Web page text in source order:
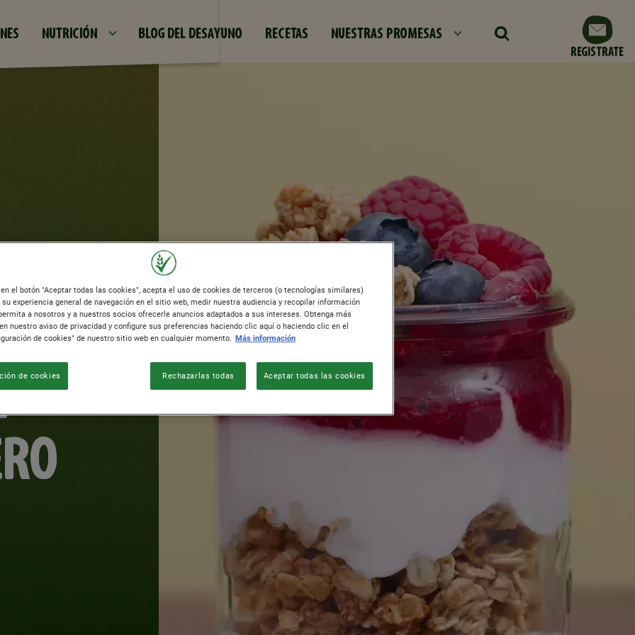
NUTRICIÓN BLOG DEL DESAYUNO RECETAS NUESTRAS PROMESAS
REGISTRATE
el botón "Aceptar todas las cookies", acepta el uso de cookies de terceros (o tecnologías similares)
experiencia general de navegación en el sitio web, medir nuestra audiencia y recopilar información
a nosotros y a nuestros socios ofrecerle anuncios adaptados a sus intereses. Obtenga más
nuestro aviso de privacidad y configure sus preferencias haciendo clic aquí o haciendo clic en el
de cookies" de nuestro sitio web en cualquier momento. Más información
Rechazarlas todas Aceptar todas las cookies
de cookies